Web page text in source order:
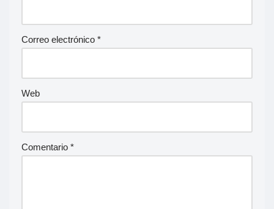
Correo electrónico *
Web
Comentario *